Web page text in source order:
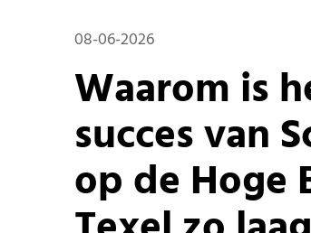
08-06-2026
Waar­om is
suc­ces van
op de Hoge